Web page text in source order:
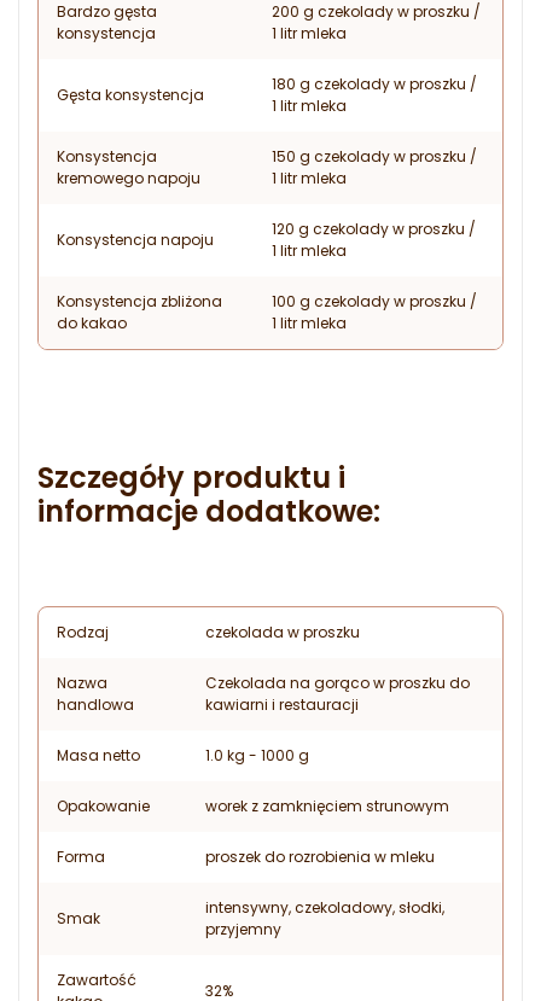
Bardzo gęsta
konsystencja
200 g czekolady w proszku /
1 litr mleka
Gęsta konsystencja
180 g czekolady w proszku /
1 litr mleka
Konsystencja
kremowego napoju
150 g czekolady w proszku /
1 litr mleka
Konsystencja napoju
120 g czekolady w proszku /
1 litr mleka
Konsystencja zbliżona
do kakao
100 g czekolady w proszku /
1 litr mleka
Szczegóły produktu i
informacje dodatkowe:
Rodzaj czekolada w proszku
Nazwa
handlowa
Czekolada na gorąco w proszku do
kawiarni i restauracji
Masa netto 1.0 kg - 1000 g
Opakowanie worek z zamknięciem strunowym
Forma proszek do rozrobienia w mleku
Smak
intensywny, czekoladowy, słodki,
przyjemny
Zawartość
32%